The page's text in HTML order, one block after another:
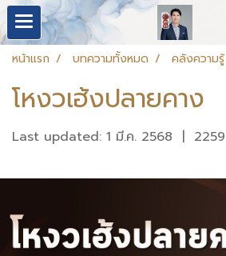
หน้าแรก บทความทั้งหมด คลังความรู้
โหงวเฮ้งปลายคาง
Last updated: 1 มี.ค. 2568 |